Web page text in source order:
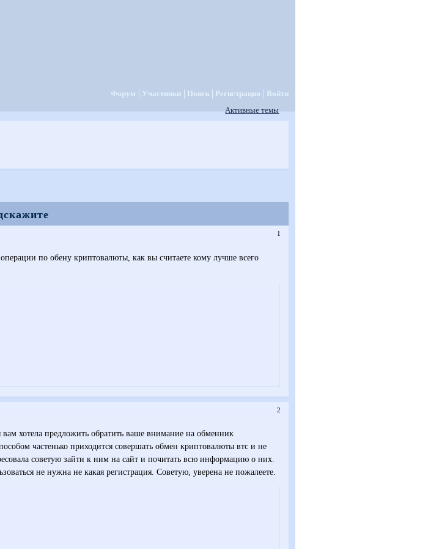
Форум Участники Поиск Регистрация
Войти
Активные темы
1
операции по обену криптовалюты, как вы считаете кому лучше всего
2
вам хотела предложить обратить ваше внимание на обменник
частенько приходится совершать обмен криптовалюты втс и не
советую зайти к ним на сайт и почитать всю информацию о них.
не нужна не какая регистрация. Советую, уверена не пожалеете.